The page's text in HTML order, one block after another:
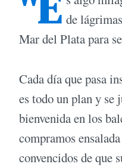
de
Mar del Plata para
Cada día que pasa
es todo un plan y se
bienvenida en los
compramos
convencidos de que